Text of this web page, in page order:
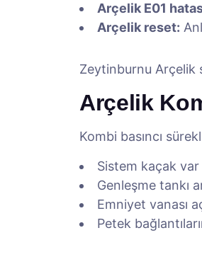
Arçelik E01
Arçelik reset:
Zeytinburnu Arçelik
Arçelik
Kombi basıncı
Sistem kaçak var
Genleşme tankı
Emniyet vanası
Petek